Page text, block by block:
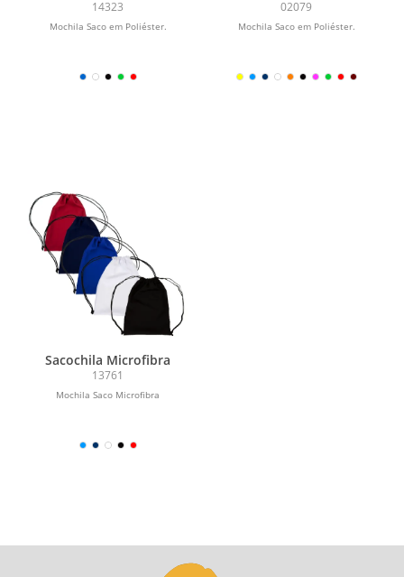
Poliéster
14323
Mochila Saco em Poliéster.
02079
Mochila Saco em Poliéster.
Sacochila Microfibra
13761
Mochila Saco Microfibra